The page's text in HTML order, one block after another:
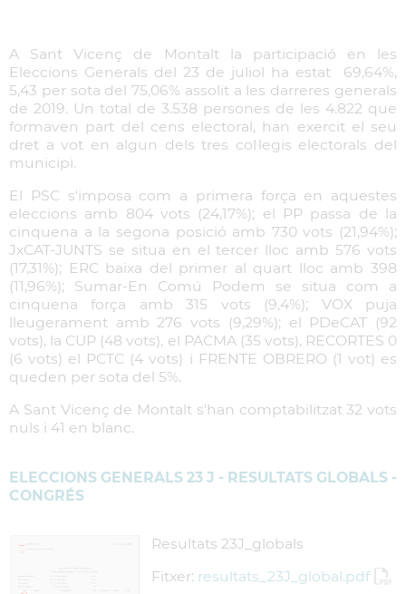
A Sant Vicenç de Montalt la participació en les
Eleccions Generals del 23 de juliol ha estat 69,64%,
5,43 per sota del 75,06% assolit a les darreres generals
de 2019. Un total de 3.538 persones de les 4.822 que
formaven part del cens electoral, han exercit el seu
dret a vot en algun dels tres col·legis electorals del
municipi.
El PSC s'imposa com a primera força en aquestes
eleccions amb 804 vots (24,17%); el PP passa de la
cinquena a la segona posició amb 730 vots (21,94%);
JxCAT-JUNTS se situa en el tercer lloc amb 576 vots
(17,31%); ERC baixa del primer al quart lloc amb 398
(11,96%); Sumar-En Comú Podem se situa com a
cinquena força amb 315 vots (9,4%); VOX puja
lleugerament amb 276 vots (9,29%); el PDeCAT (92
vots), la CUP (48 vots), el PACMA (35 vots), RECORTES 0
(6 vots) el PCTC (4 vots) i FRENTE OBRERO (1 vot) es
queden per sota del 5%.
A Sant Vicenç de Montalt s'han comptabilitzat 32 vots
nuls i 41 en blanc.
ELECCIONS GENERALS 23 J - RESULTATS GLOBALS -
CONGRÉS
Resultats 23J_globals
Fitxer: resultats_23J_global.pdf